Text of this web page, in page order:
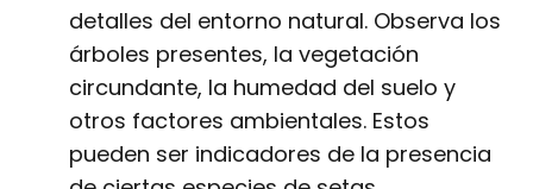
detalles del entorno natural. Observa los
árboles presentes, la vegetación
circundante, la humedad del suelo y
otros factores ambientales. Estos
pueden ser indicadores de la presencia